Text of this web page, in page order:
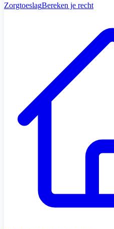
ZorgtoeslagBereken je recht